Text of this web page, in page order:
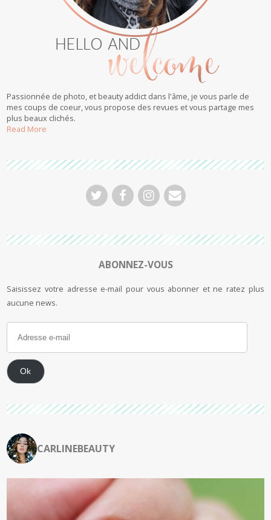
Passionnée de photo, et beauty addict dans l'âme, je vous parle de
mes coups de coeur, vous propose des revues et vous partage mes
plus beaux clichés.
Read More
ABONNEZ-VOUS
Saisissez votre adresse e-mail pour vous abonner et ne ratez plus
aucune news.
Ok
CARLINEBEAUTY